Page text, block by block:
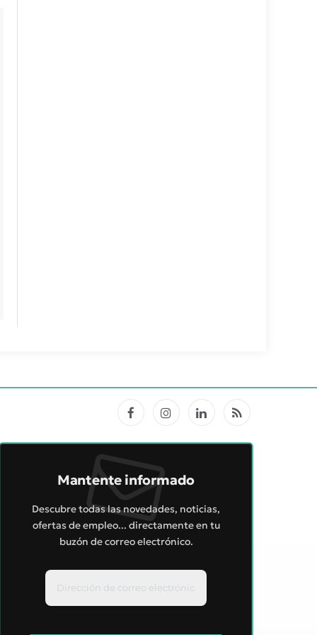
FacebookInstagramLinkedInRSS
Mantente informado
Descubre todas las novedades, noticias,
ofertas de empleo... directamente en tu
buzón de correo electrónico.